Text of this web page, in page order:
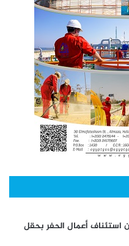
استئناف أعمال الحفر بحقل